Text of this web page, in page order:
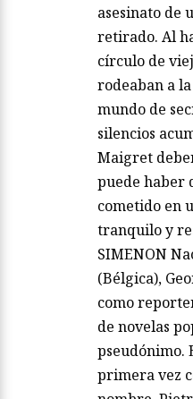
asesinato de
retirado. Al
círculo de
rodeaban a
mundo de
silencios
Maigret
puede haber
cometido en
tranquilo y
SIMENON
(Bélgica),
como
de novelas
pseudónimo.
primera vez